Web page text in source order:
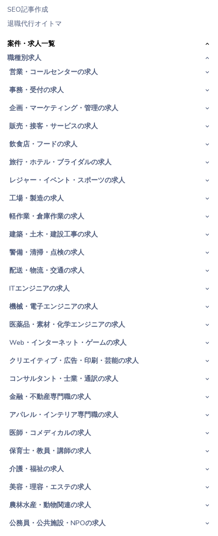
SEO記事作成
退職代行オイトマ
案件・求人一覧
職種別求人
営業・コールセンターの求人
事務・受付の求人
企画・マーケティング・管理の求人
販売・接客・サービスの求人
飲食店・フードの求人
旅行・ホテル・ブライダルの求人
レジャー・イベント・スポーツの求人
工場・製造の求人
軽作業・倉庫作業の求人
建築・土木・建設工事の求人
警備・清掃・点検の求人
配送・物流・交通の求人
ITエンジニアの求人
機械・電子エンジニアの求人
医薬品・素材・化学エンジニアの求人
Web・インターネット・ゲームの求人
クリエイティブ・広告・印刷・芸能の求人
コンサルタント・士業・通訳の求人
金融・不動産専門職の求人
アパレル・インテリア専門職の求人
医師・コメディカルの求人
保育士・教員・講師の求人
介護・福祉の求人
美容・理容・エステの求人
農林水産・動物関連の求人
公務員・公共施設・NPOの求人